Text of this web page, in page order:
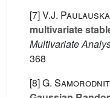
[7]V.J.
multivariate
Multivariate
368
[8]G.